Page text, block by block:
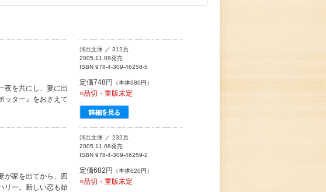
を共にし、妻に出
ター』をおさえて
河出文庫 ／ 312頁
2005.11.08発売
ISBN 978-4-309-46258-5
定価748円 （本体680円）
×品切・重版未定
が家を出てから、四
リー。新しい恋も始
河出文庫 ／ 232頁
2005.11.08発売
ISBN 978-4-309-46259-2
定価682円 （本体620円）
×品切・重版未定